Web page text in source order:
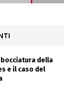
bocciatura della
e il caso del